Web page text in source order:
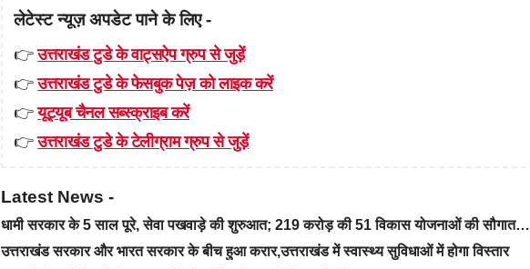
लेटेस्ट न्यूज़ अपडेट पाने के लिए -
👉उत्तराखंड टुडे के वाट्सऐप ग्रुप से जुड़ें
👉उत्तराखंड टुडे के फेसबुक पेज़ को लाइक करें
👉यूट्यूब चैनल सब्स्क्राइब करें
👉उत्तराखंड टुडे के टेलीग्राम ग्रुप से जुड़ें
Latest News -
धामी सरकार के 5 साल पूरे, सेवा पखवाड़े की शुरुआत; 219 करोड़ की 51 विकास योजनाओं की सौगात…
उत्तराखंड सरकार और भारत सरकार के बीच हुआ करार,उत्तराखंड में स्वास्थ्य सुविधाओं में होगा विस्तार